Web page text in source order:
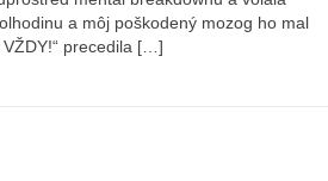
a môj poškodený mozog ho mal
precedila […]